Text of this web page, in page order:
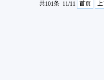
共101条 11/11 首页 上